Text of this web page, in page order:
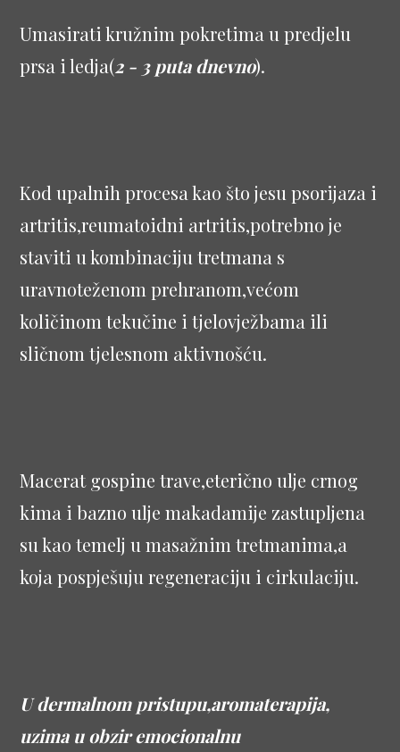
Umasirati kružnim pokretima u predjelu
prsa i ledja(2 - 3 puta dnevno).
Kod upalnih procesa kao što jesu psorijaza i
artritis,reumatoidni artritis,potrebno je
staviti u kombinaciju tretmana s
uravnoteženom prehranom,većom
količinom tekučine i tjelovježbama ili
sličnom tjelesnom aktivnošću.
Macerat gospine trave,eterično ulje crnog
kima i bazno ulje makadamije zastupljena
su kao temelj u masažnim tretmanima,a
koja pospješuju regeneraciju i cirkulaciju.
U dermalnom pristupu,aromaterapija,
uzima u obzir emocionalnu